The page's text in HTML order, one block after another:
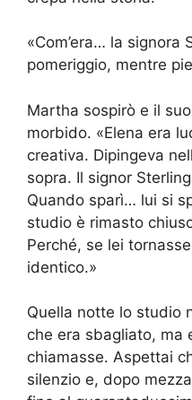
«Com’era… la signora
pomeriggio, mentre
Martha sospirò e il
morbido. «Elena era
creativa. Dipingeva
sopra. Il signor
Quando sparì… lui si
studio è rimasto
Perché, se lei
identico.»
Quella notte lo studio
che era sbagliato, ma
chiamasse. Aspettai
silenzio e, dopo